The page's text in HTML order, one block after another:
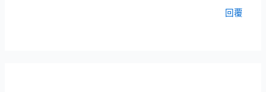
回覆